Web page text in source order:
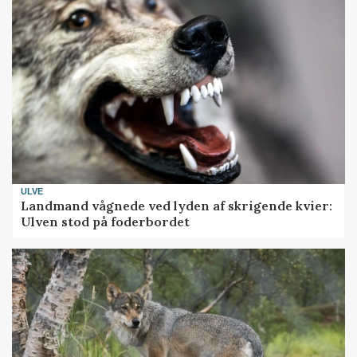
ULVE
Landmand vågnede ved lyden af skrigende kvier:
Ulven stod på foderbordet